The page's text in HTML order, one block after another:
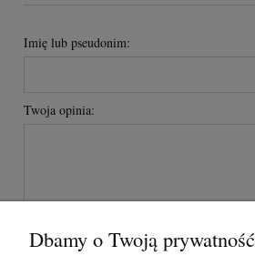
Imię lub pseudonim:
Twoja opinia:
Dbamy o Twoją prywatność